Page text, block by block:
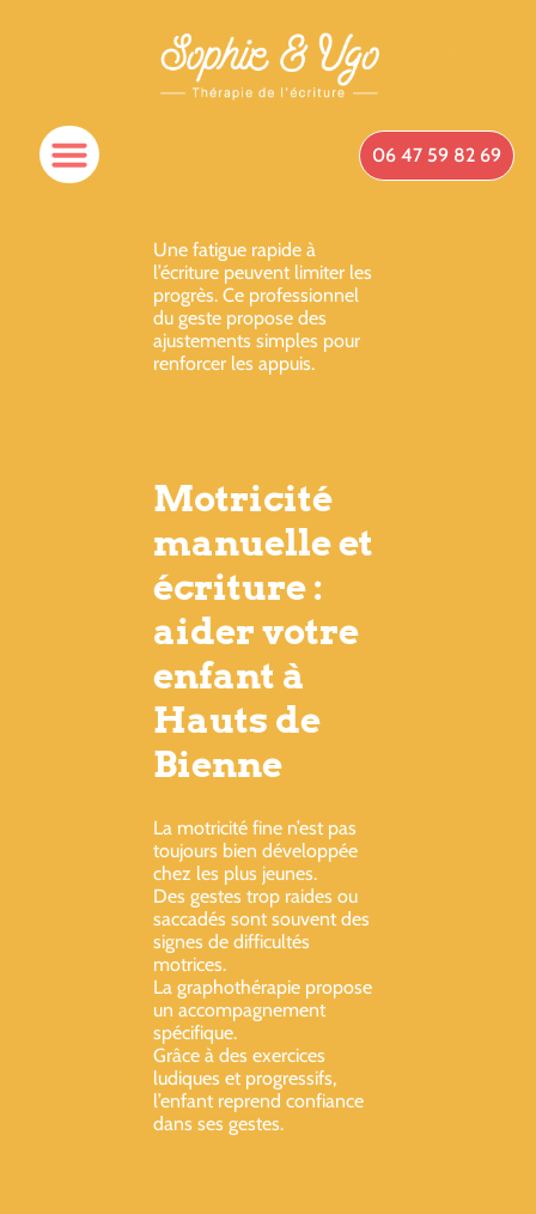
06 47 59 82 69
Une fatigue rapide à
l’écriture peuvent limiter les
progrès. Ce professionnel
du geste propose des
ajustements simples pour
renforcer les appuis.
Motricité
manuelle et
écriture :
aider votre
enfant à
Hauts de
Bienne
La motricité fine n’est pas
toujours bien développée
chez les plus jeunes.
Des gestes trop raides ou
saccadés sont souvent des
signes de difficultés
motrices.
La graphothérapie propose
un accompagnement
spécifique.
Grâce à des exercices
ludiques et progressifs,
l’enfant reprend confiance
dans ses gestes.